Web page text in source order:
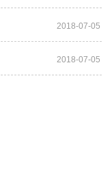
2018-07-05
2018-07-05